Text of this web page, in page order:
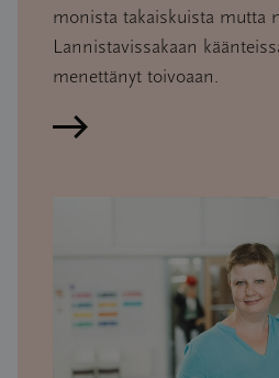
monista takaiskuista mutta
Lannistavissakaan
menettänyt toivoaan.
Lue artikkeli